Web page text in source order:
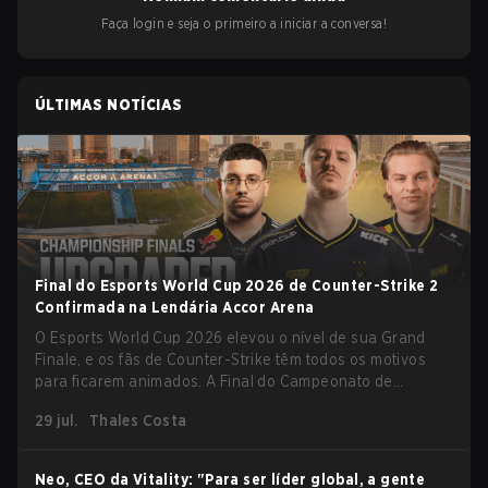
Faça login e seja o primeiro a iniciar a conversa!
ÚLTIMAS NOTÍCIAS
Final do Esports World Cup 2026 de Counter-Strike 2
Confirmada na Lendária Accor Arena
O Esports World Cup 2026 elevou o nível de sua Grand
Finale, e os fãs de Counter-Strike têm todos os motivos
para ficarem animados. A Final do Campeonato de
Accor Arena de Paris, marcando o capítulo final do maior
29 jul. Thales Costa
Neo, CEO da Vitality: "Para ser líder global, a gente